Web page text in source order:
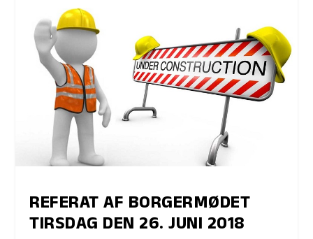
REFERAT AF BORGERMØDET
TIRSDAG DEN 26. JUNI 2018